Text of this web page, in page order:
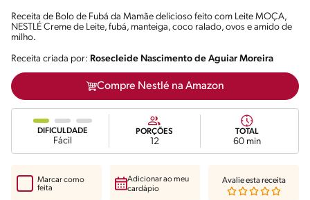
Receita de Bolo de Fubá da Mamãe delicioso feito com Leite MOÇA,
NESTLÉ Creme de Leite, fubá, manteiga, coco ralado, ovos e amido de
milho.
Receita criada por: Rosecleide Nascimento de Aguiar Moreira
Compre Nestlé na Amazon
DIFICULDADE
Fácil
PORÇÕES
12
TOTAL
60 min
Marcar como
feita
Adicionar ao meu
cardápio
Avalie esta receita